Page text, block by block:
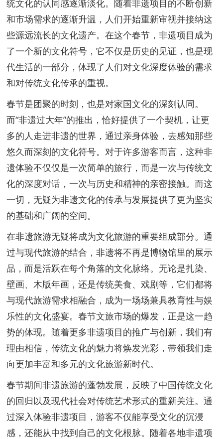
统文化的认同感逐渐淡化。随着非遗项目的不断创新
和市场需求的逐渐升温，人们开始重新审视并接纳这
些源远流长的文化遗产。在这个春节，非遗项目成为
了一个新的文化符号，它不仅是历史的见证，也是现
代生活的一部分，体现了人们对文化深度体验的需求
和对传统文化传承的重视。
春节是团聚的时刻，也是对家国文化的深刻认同。
而“非遗过大年”的推出，恰好提供了一个契机，让更
多的人走进非遗的世界，通过亲身体验，去感知那些
悠久而深刻的文化符号。对于许多游客而言，这种非
遗体验不仅仅是一次简单的旅行，而是一次与传统文
化的深度对话，一次与历史和精神的亲密接触。而这
一切，无疑为非遗文化的传承与发展提供了更为坚实
的基础和广阔的空间。
在非遗旅游无疑将成为文化旅游的重要组成部分。通
过与现代旅游的结合，非遗将不再是博物馆里的展示
品，而是活跃在每个角落的文化脉络。无论是扎染、
壁画、木版年画，还是传统美食、戏剧等，它们都将
与现代旅游需求相融合，成为一场场兼具教育性与娱
乐性的文化盛宴。春节文旅市场的爆发，正是这一趋
势的体现。随着更多非遗项目的推广与创新，我们有
理由相信，传统文化的魅力将焕发光彩，带领我们走
向更加丰富和多元的文化旅游新时代。
春节期间非遗旅游的蓬勃发展，反映了中国传统文化
的回归以及现代社会对传统艺术形式的重新关注。通
过深入体验非遗项目，游客不仅能享受文化的沉浸
感，还能从中找到自己的文化根脉。随着各地非遗项